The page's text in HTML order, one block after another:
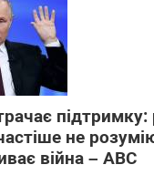
підтримку:
не
війна – АВС